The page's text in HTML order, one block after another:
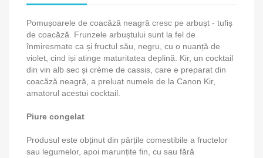
Pomușoarele de coacăză neagră cresc pe arbușt - tufiș
de coacăză. Frunzele arbuștului sunt la fel de
înmiresmate ca și fructul său, negru, cu o nuanță de
violet, cind iși atinge maturitatea deplină. Kir, un cocktail
din vin alb sec și crème de cassis, care e preparat din
coacăză neagră, a preluat numele de la Canon Kir,
amatorul acestui cocktail.
Piure congelat
Produsul este obținut din părțile comestibile a fructelor
sau legumelor, apoi marunțite fin, cu sau fără